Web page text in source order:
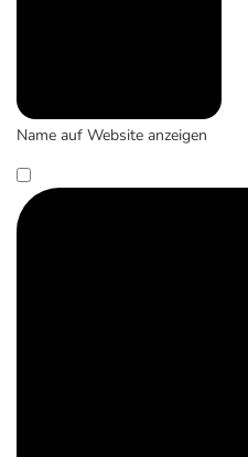
Name auf Website anzeigen